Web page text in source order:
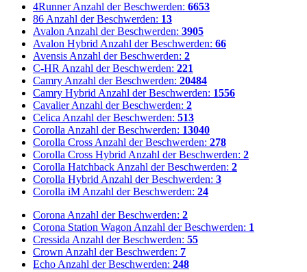
4Runner Anzahl der Beschwerden: 6653
86 Anzahl der Beschwerden: 13
Avalon Anzahl der Beschwerden: 3905
Avalon Hybrid Anzahl der Beschwerden: 66
Avensis Anzahl der Beschwerden: 2
C-HR Anzahl der Beschwerden: 221
Camry Anzahl der Beschwerden: 20484
Camry Hybrid Anzahl der Beschwerden: 1556
Cavalier Anzahl der Beschwerden: 2
Celica Anzahl der Beschwerden: 513
Corolla Anzahl der Beschwerden: 13040
Corolla Cross Anzahl der Beschwerden: 278
Corolla Cross Hybrid Anzahl der Beschwerden: 2
Corolla Hatchback Anzahl der Beschwerden: 2
Corolla Hybrid Anzahl der Beschwerden: 3
Corolla iM Anzahl der Beschwerden: 24
Corona Anzahl der Beschwerden: 2
Corona Station Wagon Anzahl der Beschwerden: 1
Cressida Anzahl der Beschwerden: 55
Crown Anzahl der Beschwerden: 7
Echo Anzahl der Beschwerden: 248